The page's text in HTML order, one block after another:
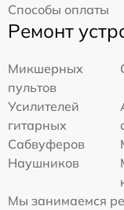
Способы оплаты
Ремонт
Микшерных
пультов
Усилителей
гитарных
Сабвуферов
Наушников
Мы занимаемся